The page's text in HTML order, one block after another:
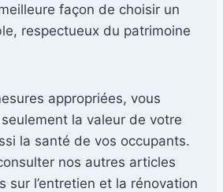
façon de choisir un
respectueux du patrimoine
appropriées, vous
la valeur de votre
la santé de vos occupants.
nos autres articles
sur l’entretien et la rénovation